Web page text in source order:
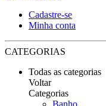
Cadastre-se
Minha conta
CATEGORIAS
Todas as categorias
Voltar
Categorias
Banho